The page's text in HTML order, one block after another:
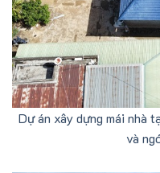
Dự án xây dựng mái nhà
và